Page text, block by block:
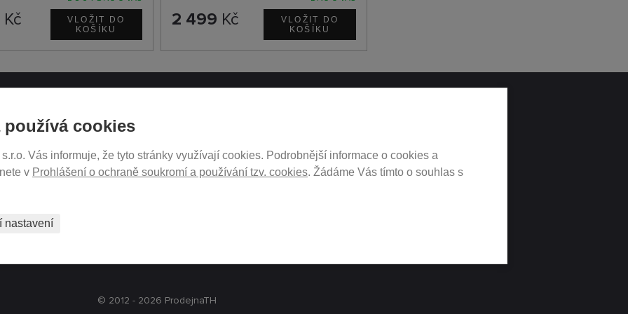
Kč 2 499 Kč
© 2012 - 2026 ProdejnaTH
používá cookies
Vás informuje, že tyto stránky využívají cookies. Podrobnější informace o cookies a
v Prohlášení o ochraně soukromí a používání tzv. cookies. Žádáme Vás tímto o souhlas s
nastavení